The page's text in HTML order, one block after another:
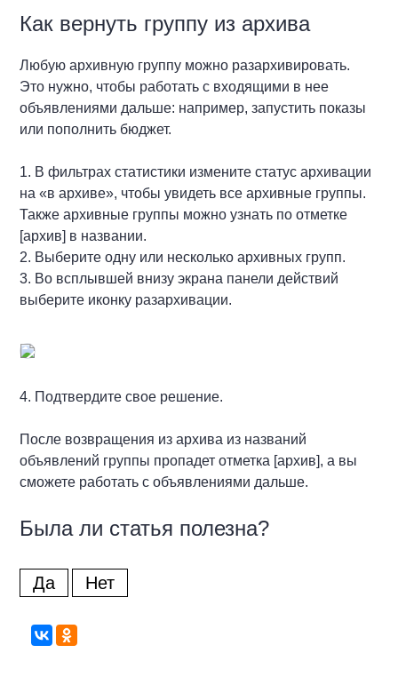
Как вернуть группу из архива
Любую архивную группу можно разархивировать.
Это нужно, чтобы работать с входящими в нее
объявлениями дальше: например, запустить показы
или пополнить бюджет.
1. В фильтрах статистики измените статус архивации
на «в архиве», чтобы увидеть все архивные группы.
Также архивные группы можно узнать по отметке
[архив] в названии.
2. Выберите одну или несколько архивных групп.
3. Во всплывшей внизу экрана панели действий
выберите иконку разархивации.
4. Подтвердите свое решение.
После возвращения из архива из названий
объявлений группы пропадет отметка [архив], а вы
сможете работать с объявлениями дальше.
Была ли статья полезна?
Да Нет